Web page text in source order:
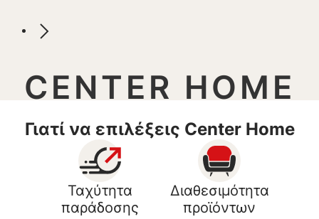
CENTER HOME
Γιατί να επιλέξεις Center Home
Ταχύτητα
παράδοσης
Διαθεσιμότητα
προϊόντων